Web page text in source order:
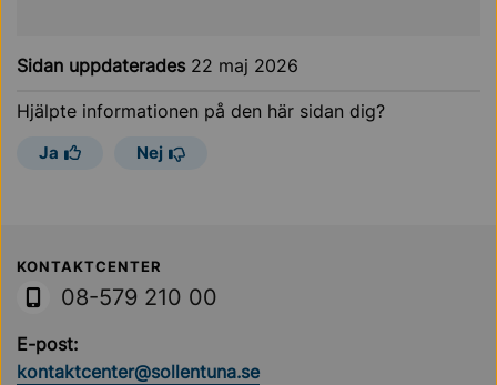
Sidan uppdaterades 22 maj 2026
Hjälpte informationen på den här sidan dig?
Ja Nej
Sollentuna Kommun
KONTAKTCENTER
08-579 210 00
E-post:
kontaktcenter@sollentuna.se